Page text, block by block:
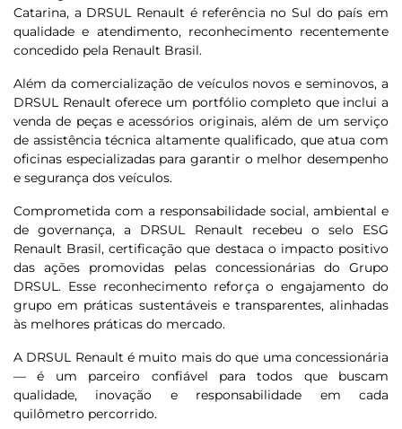
Catarina, a DRSUL Renault é referência no Sul do país em
qualidade e atendimento, reconhecimento recentemente
concedido pela Renault Brasil.
Além da comercialização de veículos novos e seminovos, a
DRSUL Renault oferece um portfólio completo que inclui a
venda de peças e acessórios originais, além de um serviço
de assistência técnica altamente qualificado, que atua com
oficinas especializadas para garantir o melhor desempenho
e segurança dos veículos.
Comprometida com a responsabilidade social, ambiental e
de governança, a DRSUL Renault recebeu o selo ESG
Renault Brasil, certificação que destaca o impacto positivo
das ações promovidas pelas concessionárias do Grupo
DRSUL. Esse reconhecimento reforça o engajamento do
grupo em práticas sustentáveis e transparentes, alinhadas
às melhores práticas do mercado.
A DRSUL Renault é muito mais do que uma concessionária
— é um parceiro confiável para todos que buscam
qualidade, inovação e responsabilidade em cada
quilômetro percorrido.